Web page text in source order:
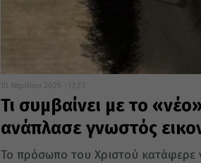
10 Απριλίου 2025 13:23
Τι συμβαίνει με το
ανάπλασε γνωστός
Το πρόσωπο του Χριστού κατάφερε